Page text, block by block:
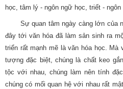
học, tâm lý - ngôn ngữ học, triết -
Sự quan tâm ngày càng lớn của
đây tới văn hóa đã làm sản sinh ra
triển rất mạnh mẽ là văn hóa học. Mà
tượng đặc biệt, chúng là chất keo
tộc với nhau, chúng làm nên tính
chúng có mối quan hệ với nhau rất